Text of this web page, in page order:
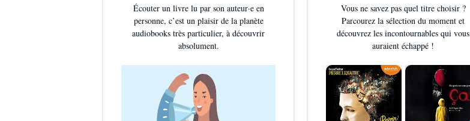
Écouter un livre lu par son auteur·e en
personne, c’est un plaisir de la planète
audiobooks très particulier, à découvrir
absolument.
Vous ne savez pas quel titre choisir ?
Parcourez la sélection du moment et
découvrez les incontournables qui vous
auraient échappé !